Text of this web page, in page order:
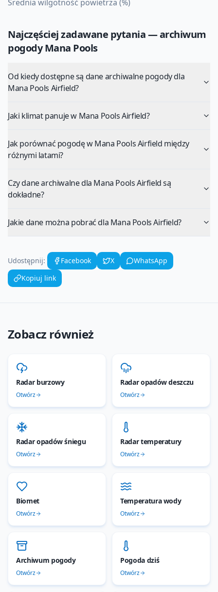
Średnia wilgotność powietrza (%)
Najczęściej zadawane pytania — archiwum
pogodyMana Pools
Od kiedy dostępne są dane archiwalne pogody dla
Mana Pools Airfield?
Jaki klimat panuje w Mana Pools Airfield?
Jak porównać pogodę w Mana Pools Airfield między
różnymi latami?
Czy dane archiwalne dla Mana Pools Airfield są
dokładne?
Jakie dane można pobrać dla Mana Pools Airfield?
Udostępnij: Facebook X
WhatsApp
Kopiuj link
Zobacz również
Radar burzowy
Otwórz
Radar opadów deszczu
Otwórz
Radar opadów śniegu
Otwórz
Radar temperatury
Otwórz
Biomet
Otwórz
Temperatura wody
Otwórz
Archiwum pogody
Otwórz
Pogoda dziś
Otwórz